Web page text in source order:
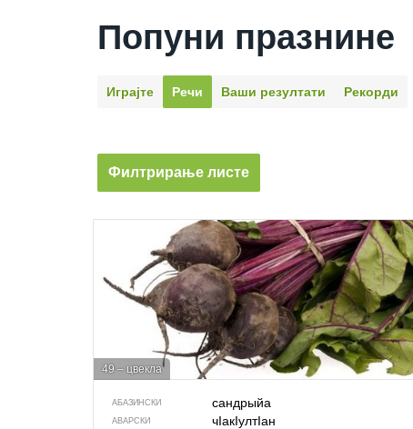
Попуни празнине
Играјте Речи Ваши резултати Рекорди
Филтрирање листе
49 – цвекла
АБАЗИНСКИ сандрыйа
АВАРСКИ чIакIултIан